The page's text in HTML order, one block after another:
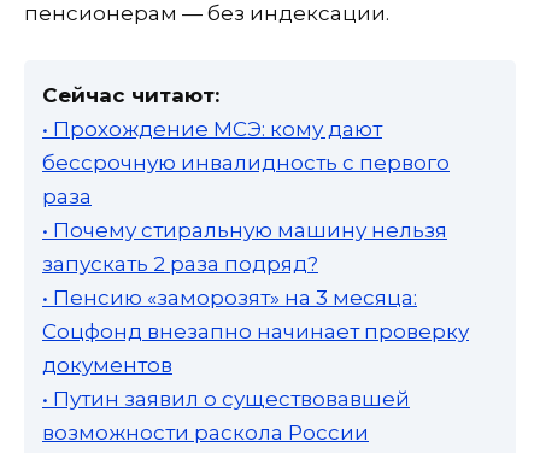
пенсионерам — без индексации.
Сейчас читают:
• Прохождение МСЭ: кому дают
бессрочную инвалидность с первого
раза
• Почему стиральную машину нельзя
запускать 2 раза подряд?
• Пенсию «заморозят» на 3 месяца:
Соцфонд внезапно начинает проверку
документов
• Путин заявил о существовавшей
возможности раскола России